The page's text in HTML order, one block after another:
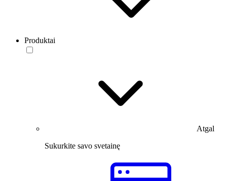
Produktai
Atgal
Sukurkite savo svetainę